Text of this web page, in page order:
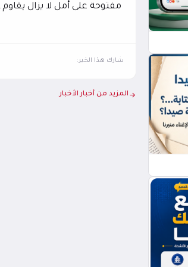
مفتوحة على أمل لا يزال يقاوم.
شارك هذا الخبر:
المزيد من أخبار الأخبار